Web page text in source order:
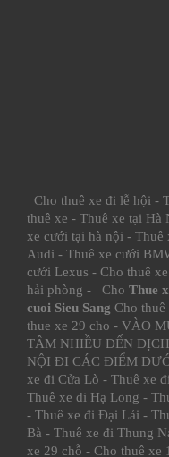
Cho thuê xe đi lễ hội -
thuê xe - Thuê xe tại Hà
xe cưới tại hà nội - Thuê
Audi - Thuê xe cưới
cưới Lexus - Cho thuê
hải phòng - Cho Thue
cuoi Sieu Sang Cho thuê
thue xe 29 cho - VÀO
TÂM NHIỀU ĐẾN
NỘI ĐI CÁC ĐIỂM
xe đi Cửa Lò - Thuê xe
Thuê xe đi Hạ Long -
- Thuê xe đi Đại Lải -
Bà - Thuê xe đi Thung
xe 29 chỗ - Cho thuê xe